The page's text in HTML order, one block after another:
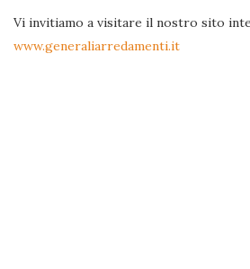
Vi invitiamo a visitare il nostro sito
www.generaliarredamenti.it